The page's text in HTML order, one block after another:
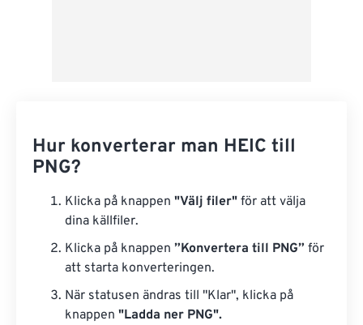
Hur konverterar man HEIC till
PNG?
Klicka på knappen "Välj filer" för att välja
dina källfiler.
Klicka på knappen ”Konvertera till PNG” för
att starta konverteringen.
När statusen ändras till "Klar", klicka på
knappen "Ladda ner PNG".